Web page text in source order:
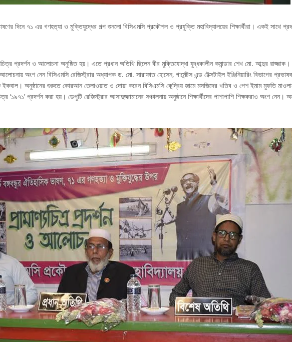
দিনে ৭১ এর গণহত্যা ও মুক্তিযুদ্ধের গল্প শুনলো বিসিএমসি প্রকৌশল ও প্রযুক্তি মহাবিদ্যালয়ের শিক্ষার্থীরা। একই সাথে
প্রদর্শন ও আলোচনা অনুষ্ঠিত হয়। এতে প্রধান অতিথি ছিলেন বীর মুক্তিযোদ্ধা যুদ্ধকালীন কমান্ডার শেখ মো. আব্দুর
নেন বিসিএমসি রেজিস্ট্রার অধ্যাপক ড. মো. সারাফাত হোসেন, গার্মেন্টস এন্ড টেক্সটাইল ইঞ্জিনিয়ারিং বিভাগের প্রভাষক
ইকবাল। অনুষ্ঠানের শুরুতে কোরআন তেলাওয়াত ও দোয়া করেন বিসিএমসি কেন্দ্রিয় জামে মসজিদের খতিব ও পেশ ইমাম মুফতি
প্রদর্শন করা হয়। ডেপুটি রেজিস্ট্রার আসাদুজ্জামানের সঞ্চালনায় অনুষ্ঠানে শিক্ষার্থীদের পাশাপাশি শিক্ষকরাও অংশ নেন।